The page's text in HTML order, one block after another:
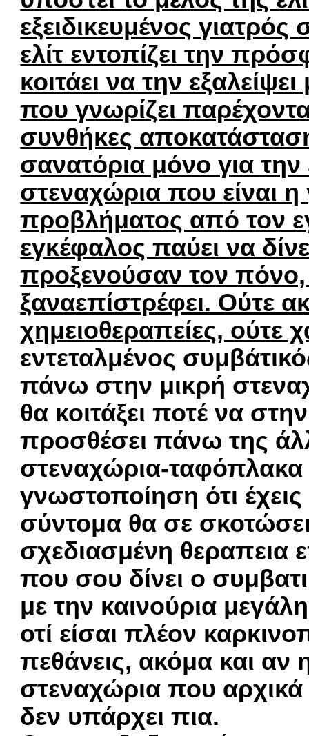
εξειδικευμένος
ελίτ εντοπίζει την
κοιτάει να την εξαλείψει
που γνωρίζει
συνθήκες
σανατόρια μόνο για την
στεναχώρια που είναι η
προβλήματος από τον
εγκέφαλος παύει να
προξενούσαν τον πόνο,
ξαναεπίστρέφει. Ούτε
χημειοθεραπείες, ούτε
εντεταλμένος
πάνω στην μικρή
θα κοιτάξει ποτέ να
προσθέσει πάνω της
στεναχώρια-ταφόπλακα
γνωστοποίηση ότι
σύντομα θα σε
σχεδιασμένη θεραπεια
που σου δίνει ο
με την καινούρια
οτί είσαι πλέον
πεθάνεις, ακόμα και
στεναχώρια που
δεν υπάρχει πια.